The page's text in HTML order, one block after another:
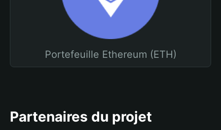
Portefeuille Ethereum (ETH)
Partenaires du projet